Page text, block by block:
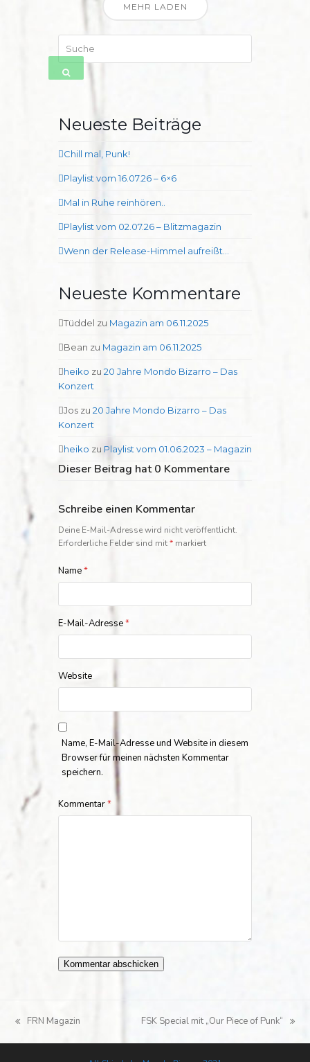
MEHR LADEN
Neueste Beiträge
Chill mal, Punk!
Playlist vom 16.07.26 – 6×6
Mal in Ruhe reinhören..
Playlist vom 02.07.26 – Blitzmagazin
Wenn der Release-Himmel aufreißt…
Neueste Kommentare
Tüddel zu Magazin am 06.11.2025
Bean zu Magazin am 06.11.2025
heiko zu 20 Jahre Mondo Bizarro – Das
Konzert
Jos zu 20 Jahre Mondo Bizarro – Das
Konzert
heiko zu Playlist vom 01.06.2023 – Magazin
Dieser Beitrag hat 0 Kommentare
Schreibe einen Kommentar
Deine E-Mail-Adresse wird nicht veröffentlicht.
Erforderliche Felder sind mit* markiert
Name*
E-Mail-Adresse*
Website
Name, E-Mail-Adresse und Website in diesem
Browser für meinen nächsten Kommentar
speichern.
Kommentar*
vorheriger
Beitrag:
FRN Magazin
Nächster
Beitrag:
FSK Special mit „Our Piece of Punk“